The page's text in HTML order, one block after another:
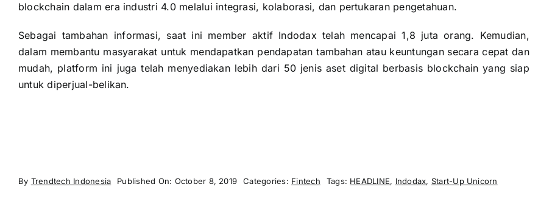
blockchain dalam era industri 4.0 melalui integrasi, kolaborasi, dan pertukaran pengetahuan.
Sebagai tambahan informasi, saat ini member aktif Indodax telah mencapai 1,8 juta orang. Kemudian,
dalam membantu masyarakat untuk mendapatkan pendapatan tambahan atau keuntungan secara cepat dan
mudah, platform ini juga telah menyediakan lebih dari 50 jenis aset digital berbasis blockchain yang siap
untuk diperjual-belikan.
By Trendtech Indonesia Published On: October 8, 2019 Categories: Fintech Tags: HEADLINE, Indodax, Start-Up Unicorn